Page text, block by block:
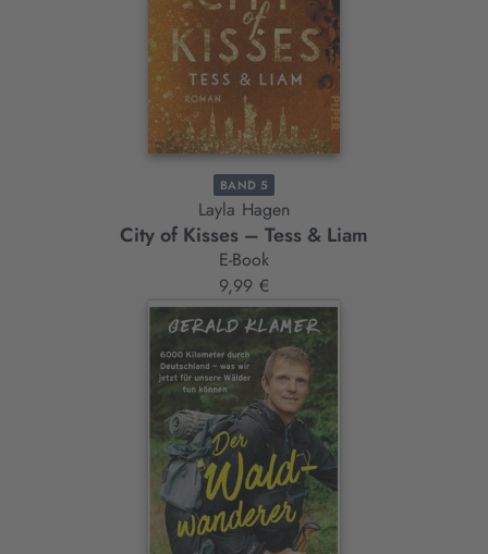
BAND 5
Layla Hagen
City of Kisses – Tess & Liam
E-Book
9,99 €